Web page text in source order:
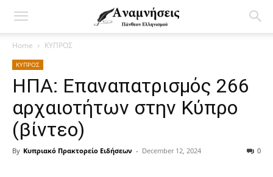
Home ΚΥΠΡΟΣ
ΚΥΠΡΟΣ
ΗΠΑ: Επαναπατρισμός 266
αρχαιοτήτων στην Κύπρο
(βίντεο)
By Κυπριακό Πρακτορείο Ειδήσεων - December 12, 2024 0